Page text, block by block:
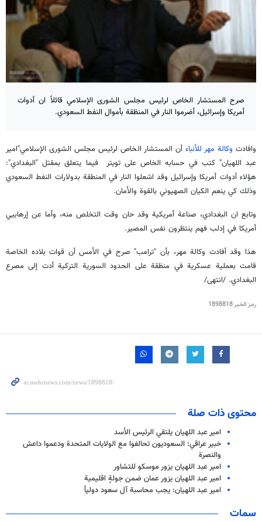
صرح المستشار الخاص لرئيس مجلس الشورى الإسلامي قائلاً ان أدوات
أمريكا وإسرائيل، أضرموا النار في المنظقة بأموال النفط السعودي.
وافادت وكالة مهر للأنباء أن المستشار الخاص لرئيس مجلس الشورى الإسلامي"امير
عبد اللهيان" كتب في حسابه الخاص على تويتر فيما يتعلق بمقتل "البغدادي":
هؤلاء أدوات أمريكا وإسرائيل وقد اشعلوا النار في المنطقة بدولارات النفط السعودي
وذلك كي ينعم الكيان الصهيوني بالقوة والأمان.
وتابع ان البغدادي، صناعة أمريكية وقد حان وقت التخلص منه، وأما عن إرهابيي
أمريكا في إدلب فهم ينتظرون نفس المصير.
هذا وقد أفادت وكالة مهر، بأن "ترامب" صرح في الأمس أن قوات بلاده الخاصة
قامت بعملية عسكرية في منظقة على الحدود السورية التركية أدت إلى مصرع
البغدادي. /انتهى/
رمز الخبر1898818
محتوى ذات صلة
امير عبد اللهيان يلتقي الرئيس الأسد
خبير عراقي: السعوديون تحالفوا مع الولايات المتحدة ودعموا داعش
والنصرة
امير عبد اللهيان يزور موسكو للتشاور
امير عبد اللهيان يزور عمان ضمن جولةٍ اقليمية
امير عبد اللهيان: يجب محاسبة آل سعود دولياً
سمات